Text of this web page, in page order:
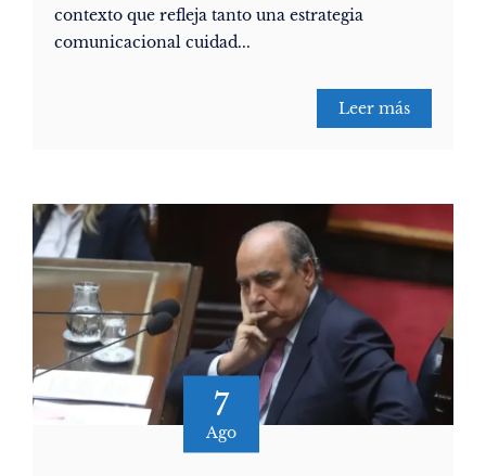
contexto que refleja tanto una estrategia
comunicacional cuidad...
Leer más
7
Ago